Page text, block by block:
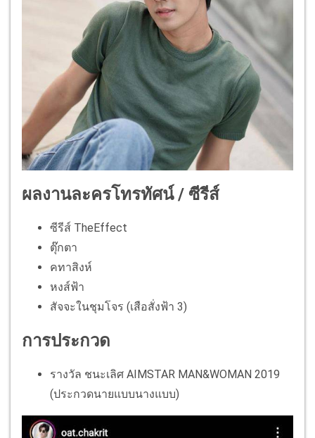
ผลงานละครโทรทัศน์ / ซีรีส์
ซีรีส์ TheEffect
ตุ๊กตา
คทาสิงห์
หงส์ฟ้า
สัจจะในชุมโจร (เสือสั่งฟ้า 3)
การประกวด
รางวัล ชนะเลิศ AIMSTAR MAN&WOMAN 2019
(ประกวดนายแบบนางแบบ)